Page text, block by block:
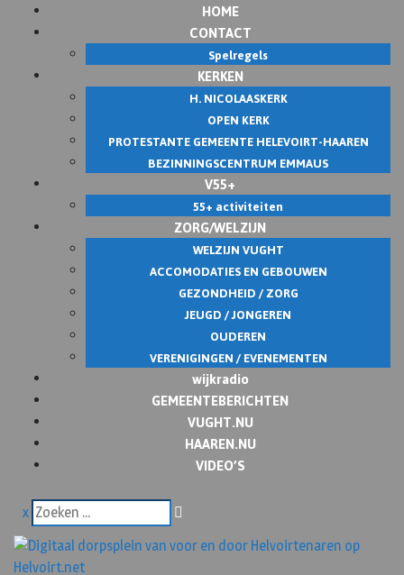
HOME
CONTACT
Spelregels
KERKEN
H. NICOLAASKERK
OPEN KERK
PROTESTANTE GEMEENTE HELEVOIRT-HAAREN
BEZINNINGSCENTRUM EMMAUS
V55+
55+ activiteiten
ZORG/WELZIJN
WELZIJN VUGHT
ACCOMODATIES EN GEBOUWEN
GEZONDHEID / ZORG
JEUGD / JONGEREN
OUDEREN
VERENIGINGEN / EVENEMENTEN
wijkradio
GEMEENTEBERICHTEN
VUGHT.NU
HAAREN.NU
VIDEO’S
x